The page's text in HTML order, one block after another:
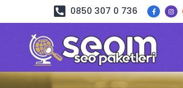
0850 307 0 736